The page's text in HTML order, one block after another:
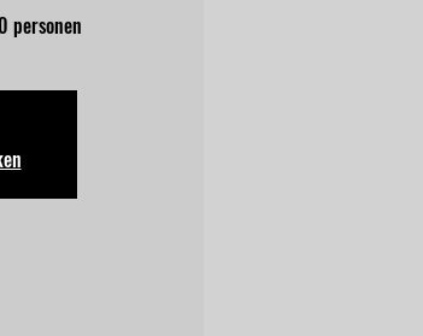
personen